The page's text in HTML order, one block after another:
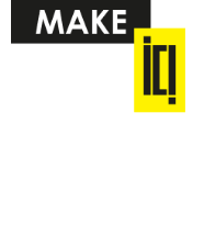
Aller
au